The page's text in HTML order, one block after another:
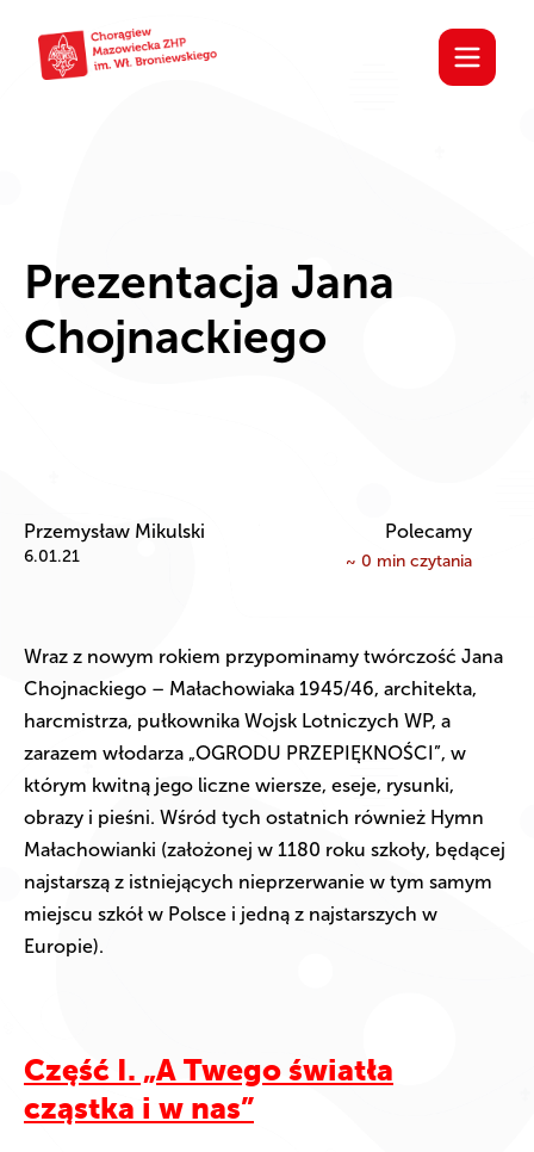
Prezentacja Jana
Chojnackiego
Przemysław Mikulski
6.01.21
Polecamy
~ 0 min czytania
Wraz z nowym rokiem przypominamy twórczość Jana
Chojnackiego – Małachowiaka 1945/46, architekta,
harcmistrza, pułkownika Wojsk Lotniczych WP, a
zarazem włodarza „OGRODU PRZEPIĘKNOŚCI”, w
którym kwitną jego liczne wiersze, eseje, rysunki,
obrazy i pieśni. Wśród tych ostatnich również Hymn
Małachowianki (założonej w 1180 roku szkoły, będącej
najstarszą z istniejących nieprzerwanie w tym samym
miejscu szkół w Polsce i jedną z najstarszych w
Europie).
Część I. „A Twego światła
cząstka i w nas”